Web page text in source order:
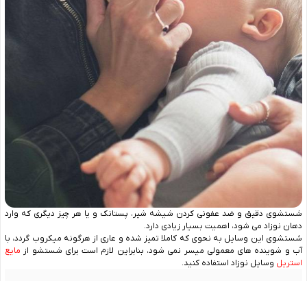
شستشوی دقیق و ضد عفونی کردن شیشه شیر، پستانک و یا هر چیز دیگری که وارد
دهان نوزاد می شود، اهمیت بسیار زیادی دارد.
شستشوی این وسایل به نحوی که کاملا تمیز شده و عاری از هرگونه میکروب گردد، با
آب و شوینده های معمولی میسر نمی شود، بنابراین لازم است برای شستشو از مایع
استریل وسایل نوزاد استفاده کنید.